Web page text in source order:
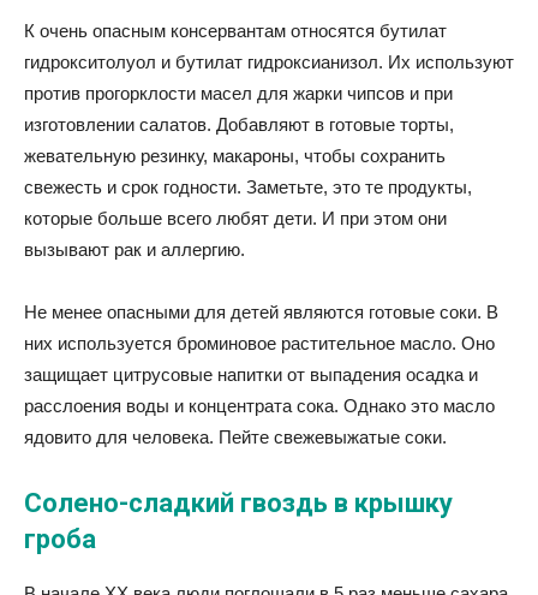
К очень опасным консервантам относятся бутилат
гидрокситолуол и бутилат гидроксианизол. Их используют
против прогорклости масел для жарки чипсов и при
изготовлении салатов. Добавляют в готовые торты,
жевательную резинку, макароны, чтобы сохранить
свежесть и срок годности. Заметьте, это те продукты,
которые больше всего любят дети. И при этом они
вызывают рак и аллергию.
Не менее опасными для детей являются готовые соки. В
них используется броминовое растительное масло. Оно
защищает цитрусовые напитки от выпадения осадка и
расслоения воды и концентрата сока. Однако это масло
ядовито для человека. Пейте свежевыжатые соки.
Солено-сладкий гвоздь в крышку
гроба